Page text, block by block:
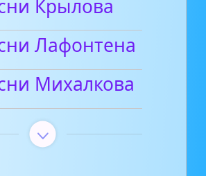
Крылова
Лафонтена
Михалкова